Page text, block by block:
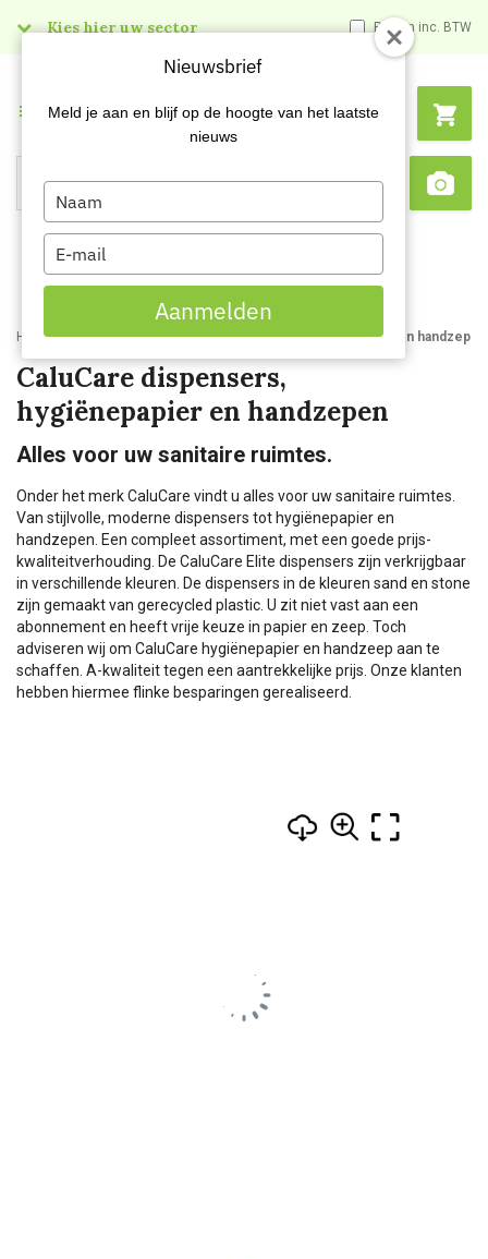
Kies hier uw sector Prijzen inc. BTW
Search
Menu
Home Kenniscentrum CaluCare dispensers hygienepapier en handzepen
CaluCare dispensers,
hygiënepapier en handzepen
Alles voor uw sanitaire ruimtes.
Onder het merk CaluCare vindt u alles voor uw sanitaire ruimtes.
Van stijlvolle, moderne dispensers tot hygiënepapier en
handzepen. Een compleet assortiment, met een goede prijs-
kwaliteitverhouding. De CaluCare Elite dispensers zijn verkrijgbaar
in verschillende kleuren. De dispensers in de kleuren sand en stone
zijn gemaakt van gerecycled plastic. U zit niet vast aan een
abonnement en heeft vrije keuze in papier en zeep. Toch
adviseren wij om CaluCare hygiënepapier en handzeep aan te
schaffen. A-kwaliteit tegen een aantrekkelijke prijs. Onze klanten
hebben hiermee flinke besparingen gerealiseerd.
Nieuwsbrief
Meld je aan en blijf op de hoogte van het laatste
nieuws
Type
your
name
Type
your
email
Aanmelden